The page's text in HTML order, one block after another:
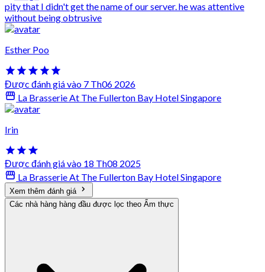
pity that I didn't get the name of our server. he was attentive
without being obtrusive
Esther Poo
Được đánh giá vào 7 Th06 2026
La Brasserie At The Fullerton Bay Hotel Singapore
Irin
Được đánh giá vào 18 Th08 2025
La Brasserie At The Fullerton Bay Hotel Singapore
Xem thêm đánh giá
Các nhà hàng hàng đầu được lọc theo Ẩm thực